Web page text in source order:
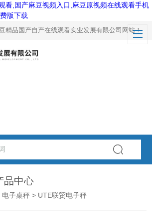
看,国产麻豆视频入口,麻豆原视频在线观看手机
版下载
精品国产自产在线观看实业发展有限公司网站！
品中心
电子桌秤 > UTE联贸电子秤